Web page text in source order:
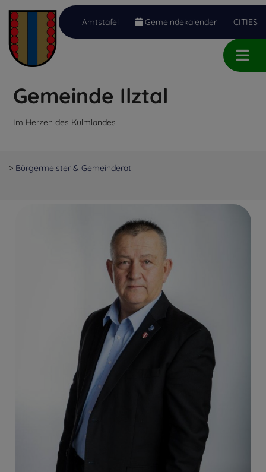
Inhalt
(Accesskey
1)
Hauptmenü
(Accesskey
2)
Quicklinks
(Accesskey
3)
Gemeinde Ilztal
Im Herzen des Kulmlandes
Amtstafel Gemeindekalender CITIES
> Bürgermeister & Gemeinderat